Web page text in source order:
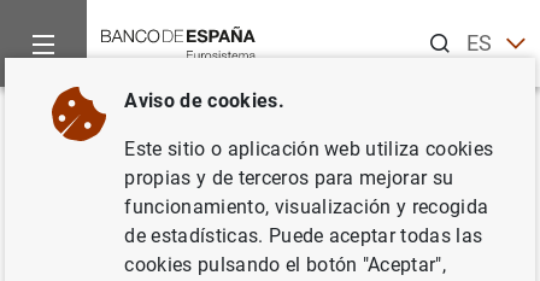
ESEN
Inicio Noticias y eventos
Volver
Estado financiero consolidado
del Eurosistema a 19 de agosto
de 2016
Aviso de cookies.
Este sitio o aplicación web utiliza cookies
propias y de terceros para mejorar su
funcionamiento, visualización y recogida
de estadísticas. Puede aceptar todas las
cookies pulsando el botón "Aceptar",